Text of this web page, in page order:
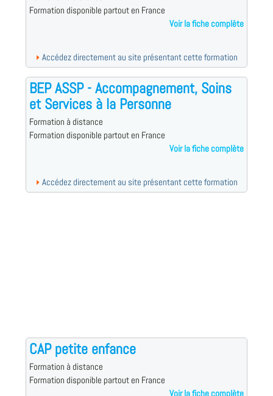
Formation disponible partout en France
Voir la fiche complète
Accédez directement au site présentant cette formation
BEP ASSP - Accompagnement, Soins
et Services à la Personne
Formation à distance
Formation disponible partout en France
Voir la fiche complète
Accédez directement au site présentant cette formation
CAP petite enfance
Formation à distance
Formation disponible partout en France